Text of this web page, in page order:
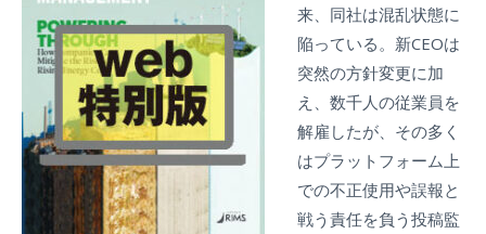
来、同社は混乱状態に
陥っている。新CEOは
突然の方針変更に加
え、数千人の従業員を
解雇したが、その多く
はプラットフォーム上
での不正使用や誤報と
戦う責任を負う投稿監